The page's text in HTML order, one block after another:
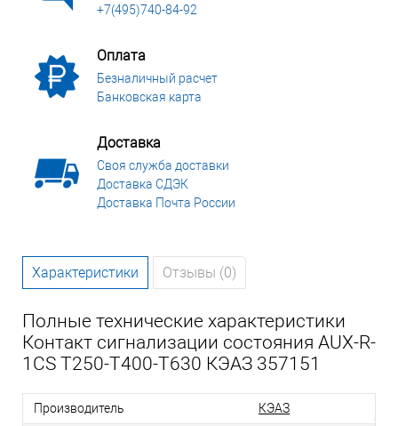
+7(495)740-84-92
Оплата
Безналичный расчет
Банковская карта
Доставка
Своя служба доставки
Доставка СДЭК
Доставка Почта России
Характеристики Отзывы (0)
Полные технические характеристики
Контакт сигнализации состояния AUX-R-
1CS T250-T400-T630 КЭАЗ 357151
Производитель КЭАЗ